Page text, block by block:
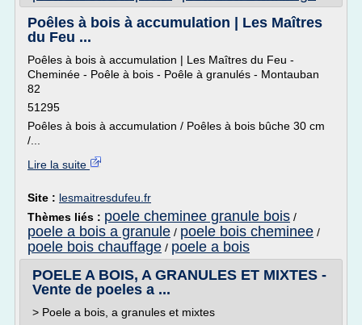
Poêles à bois à accumulation | Les Maîtres
du Feu ...
Poêles à bois à accumulation | Les Maîtres du Feu -
Cheminée - Poêle à bois - Poêle à granulés - Montauban
82
51295
Poêles à bois à accumulation / Poêles à bois bûche 30 cm
/...
Lire la suite
Site : lesmaitresdufeu.fr
Thèmes liés : poele cheminee granule bois /
poele a bois a granule / poele bois cheminee /
poele bois chauffage / poele a bois
POELE A BOIS, A GRANULES ET MIXTES -
Vente de poeles a ...
> Poele a bois, a granules et mixtes